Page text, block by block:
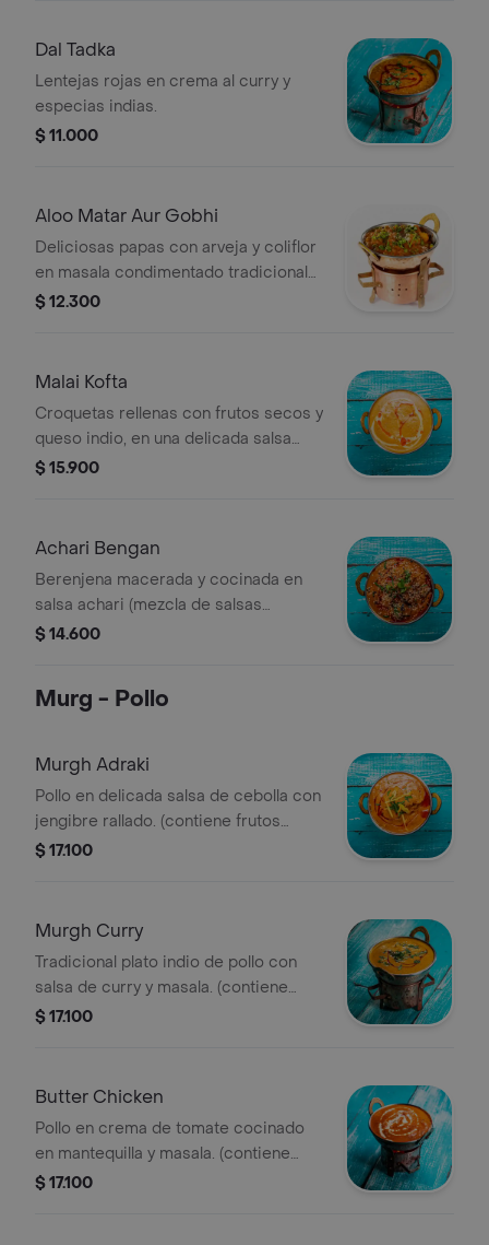
Dal Tadka
Lentejas rojas en crema al curry y
especias indias.
$ 11.000
Aloo Matar Aur Gobhi
Deliciosas papas con arveja y coliflor
en masala condimentado tradicional
hindú con una salsa de cebolla y
$ 12.300
Malai Kofta
Croquetas rellenas con frutos secos y
queso indio, en una delicada salsa
dulce de cajú y masala. (contiene
$ 15.900
Achari Bengan
Berenjena macerada y cocinada en
salsa achari (mezcla de salsas
afrodisíacas), sabor ácido picante.
$ 14.600
Murg - Pollo
Murgh Adraki
Pollo en delicada salsa de cebolla con
jengibre rallado. (contiene frutos
secos)
$ 17.100
Murgh Curry
Tradicional plato indio de pollo con
salsa de curry y masala. (contiene
frutos secos)
$ 17.100
Butter Chicken
Pollo en crema de tomate cocinado
en mantequilla y masala. (contiene
frutos secos)
$ 17.100